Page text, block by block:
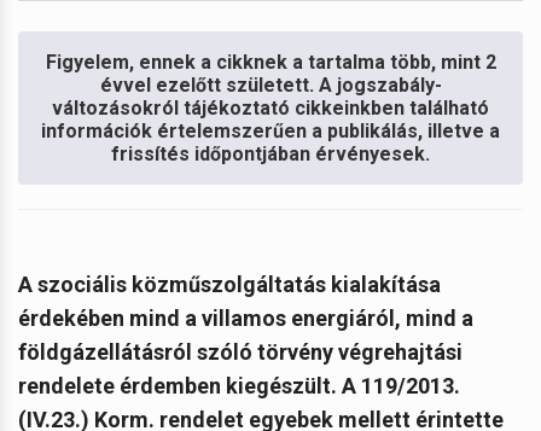
Figyelem, ennek a cikknek a tartalma több, mint 2
évvel ezelőtt született. A jogszabály-
változásokról tájékoztató cikkeinkben található
információk értelemszerűen a publikálás, illetve a
frissítés időpontjában érvényesek.
A szociális közműszolgáltatás kialakítása
érdekében mind a villamos energiáról, mind a
földgázellátásról szóló törvény végrehajtási
rendelete érdemben kiegészült. A 119/2013.
(IV.23.) Korm. rendelet egyebek mellett érintette